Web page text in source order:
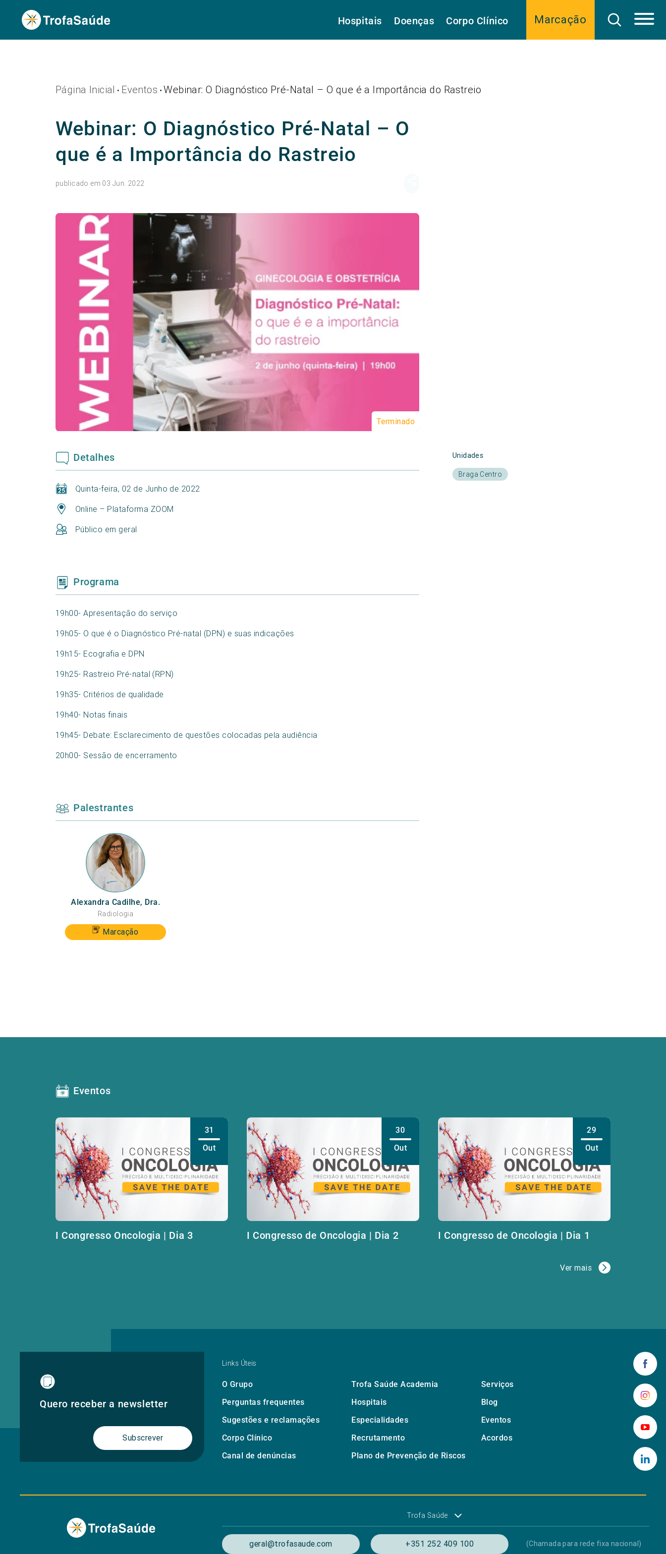
Marcação
Hospitais Doenças Corpo Clínico
Página Inicial • Eventos • Webinar: O Diagnóstico Pré-Natal – O que é a Importância do Rastreio
Webinar: O Diagnóstico Pré-Natal – O
que é a Importância do Rastreio
publicado em 03 Jun. 2022
Terminado
Detalhes
Quinta-feira, 02 de Junho de 2022
Online – Plataforma ZOOM
Público em geral
Programa
19h00- Apresentação do serviço
19h05- O que é o Diagnóstico Pré-natal (DPN) e suas indicações
19h15- Ecografia e DPN
19h25- Rastreio Pré-natal (RPN)
19h35- Critérios de qualidade
19h40- Notas finais
19h45- Debate: Esclarecimento de questões colocadas pela audiência
20h00- Sessão de encerramento
Palestrantes
Alexandra Cadilhe, Dra.
Radiologia
Marcação
Unidades
Braga Centro
Eventos
31
Out
I Congresso Oncologia | Dia 3
30
Out
I Congresso de Oncologia | Dia 2
29
Out
I Congresso de Oncologia | Dia 1
Ver mais
Quero receber a newsletter
Subscrever
Links Úteis
O Grupo Trofa Saúde Academia
Serviços
Perguntas frequentes
Hospitais
Blog
Sugestões e reclamações
Especialidades
Eventos
Corpo Clínico
Recrutamento
Acordos
Canal de denúncias
Plano de Prevenção de Riscos
Trofa Saúde
geral@trofasaude.com +351 252 409 100 (Chamada para rede fixa nacional)